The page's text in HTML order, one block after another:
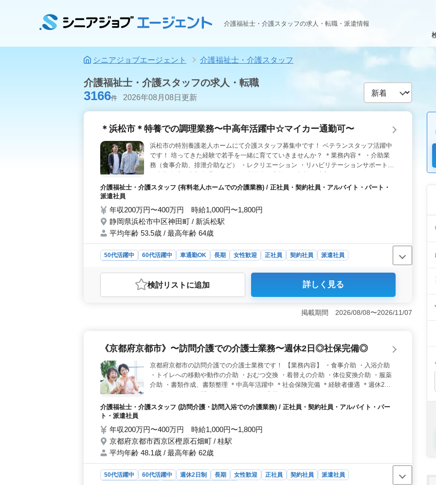
介護福祉士・介護スタッフの求人・転職・派遣情報
シニアジョブエージェント 介護福祉士・介護スタッフ
介護福祉士・介護スタッフの求人・転職
3166件 2026年08月08日更新
＊浜松市＊特養での調理業務〜中高年活躍中☆マイカー通勤可〜
浜松市の特別養護老人ホームにて介護スタッフ募集中です！ ベテランスタッフ活躍中
です！ 培ってきた経験で若手を一緒に育てていきませんか？ ＊業務内容＊ ・介助業
務（食事介助、排泄介助など） ・レクリエーション ・リハビリテーションサポート
カー通勤可能 ・中高年活躍中 ・交通費支給 ・社会保険完備 ＼まずはお気軽にお問い
介護福祉士・介護スタッフ (有料老人ホームでの介護業務) / 正社員・契約社員・アルバイト・パート・
派遣社員
年収200万円〜400万円 時給1,000円〜1,800円
静岡県浜松市中区神田町 / 新浜松駅
平均年齢 53.5歳 / 最高年齢 64歳
50代活躍中 60代活躍中 車通勤OK 長期 女性歓迎 正社員 契約社員
派遣社員
おすすめポイント
＜安定した勤務環境＞ 浜松市の特養での業務。長く勤めたい方に適しています。ベテランスタ
し、様々な業務に挑戦できます。介助業務から書類作成まで幅広く、経験を活かすことができま
検討リスト に追加 詳しく見る
掲載期間 2026/08/08〜2026/11/07
《京都府京都市》〜訪問介護での介護士業務〜週休2日◎社保完備◎
京都府京都市の訪問介護での介護士業務です！ 【業務内容】 ・食事介助 ・入浴介助
・トイレへの移動や動作の介助 ・おむつ交換 ・着替えの介助 ・体位変換介助 ・服薬
介助 ・書類作成、書類整理 ＊中高年活躍中 ＊社会保険完備 ＊経験者優遇 ＊週休2日
介護福祉士・介護スタッフ (訪問介護・訪問入浴での介護業務) / 正社員・契約社員・アルバイト・パー
ト・派遣社員
年収200万円〜400万円 時給1,000円〜1,800円
京都府京都市西京区樫原石畑町 / 桂駅
平均年齢 48.1歳 / 最高年齢 62歳
50代活躍中 60代活躍中 週休2日制 長期 女性歓迎 正社員 契約社員
派遣社員